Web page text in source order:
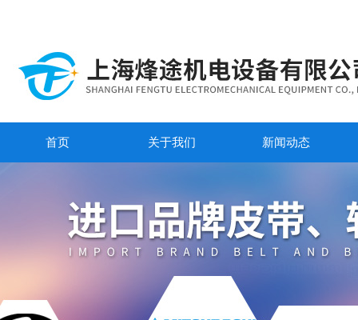
首页 关于我们 新闻动态